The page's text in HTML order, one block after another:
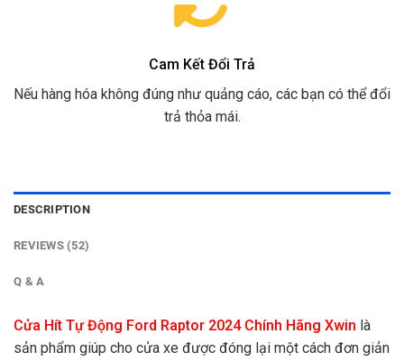
Cam Kết Đổi Trả
Nếu hàng hóa không đúng như quảng cáo, các bạn có thể đổi
trả thỏa mái.
DESCRIPTION
REVIEWS (52)
Q & A
Cửa Hít Tự Động Ford Raptor 2024 Chính Hãng Xwin là
sản phẩm giúp cho cửa xe được đóng lại một cách đơn giản